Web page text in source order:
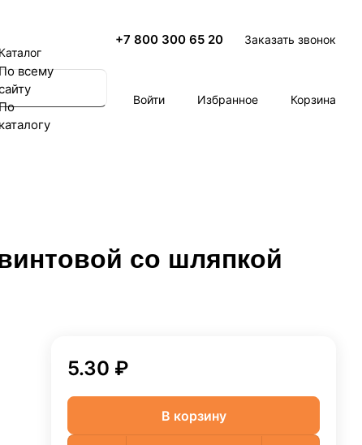
+7 800 300 65 20 Заказать звонок
Каталог
всему
каталогу
Войти Избранное Корзина
со шляпкой
5.30 ₽
В корзину